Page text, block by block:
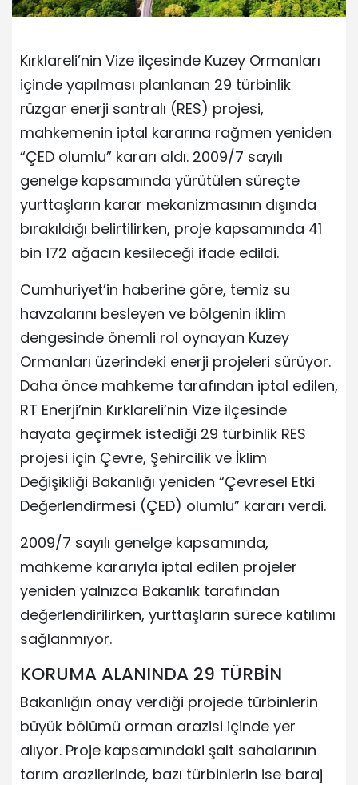
Kırklareli’nin Vize ilçesinde Kuzey Ormanları
içinde yapılması planlanan 29 türbinlik
rüzgar enerji santralı (RES) projesi,
mahkemenin iptal kararına rağmen yeniden
“ÇED olumlu” kararı aldı. 2009/7 sayılı
genelge kapsamında yürütülen süreçte
yurttaşların karar mekanizmasının dışında
bırakıldığı belirtilirken, proje kapsamında 41
bin 172 ağacın kesileceği ifade edildi.
Cumhuriyet’in haberine göre, temiz su
havzalarını besleyen ve bölgenin iklim
dengesinde önemli rol oynayan Kuzey
Ormanları üzerindeki enerji projeleri sürüyor.
Daha önce mahkeme tarafından iptal edilen,
RT Enerji’nin Kırklareli’nin Vize ilçesinde
hayata geçirmek istediği 29 türbinlik RES
projesi için Çevre, Şehircilik ve İklim
Değişikliği Bakanlığı yeniden “Çevresel Etki
Değerlendirmesi (ÇED) olumlu” kararı verdi.
2009/7 sayılı genelge kapsamında,
mahkeme kararıyla iptal edilen projeler
yeniden yalnızca Bakanlık tarafından
değerlendirilirken, yurttaşların sürece katılımı
sağlanmıyor.
KORUMA ALANINDA 29 TÜRBİN
Bakanlığın onay verdiği projede türbinlerin
büyük bölümü orman arazisi içinde yer
alıyor. Proje kapsamındaki şalt sahalarının
tarım arazilerinde, bazı türbinlerin ise baraj